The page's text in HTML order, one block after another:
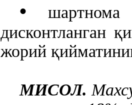
• шартнома
дисконтланганқ
жорий қ
МИСОЛ.